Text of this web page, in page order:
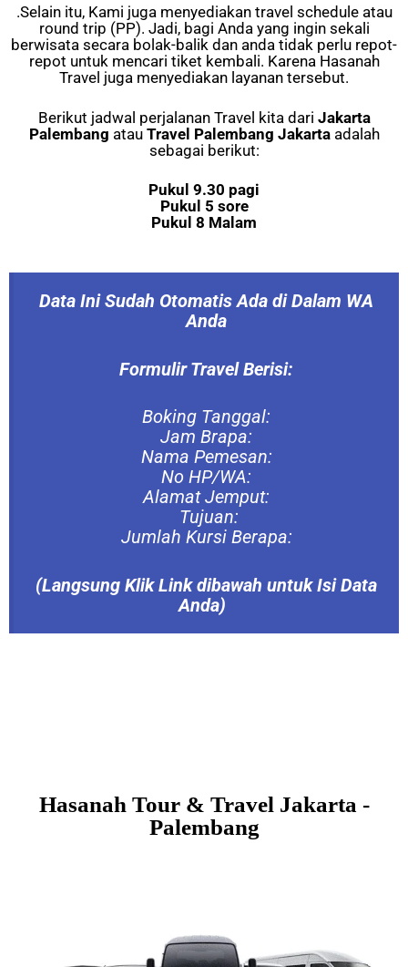
.Selain itu, Kami juga menyediakan travel schedule atau
round trip (PP). Jadi, bagi Anda yang ingin sekali
berwisata secara bolak-balik dan anda tidak perlu repot-
repot untuk mencari tiket kembali. Karena Hasanah
Travel juga menyediakan layanan tersebut.
Berikut jadwal perjalanan Travel kita dari Jakarta
Palembang atau Travel Palembang Jakartaadalah
sebagai berikut:
Pukul 9.30 pagi
Pukul 5 sore
Pukul 8 Malam
Data Ini Sudah Otomatis Ada di Dalam WA
Anda
Formulir Travel Berisi:
Boking Tanggal:
Jam Brapa:
Nama Pemesan:
No HP/WA:
Alamat Jemput:
Tujuan:
Jumlah Kursi Berapa:
(Langsung Klik Link dibawah untuk Isi Data
Anda)
Hasanah Tour & Travel Jakarta -
Palembang